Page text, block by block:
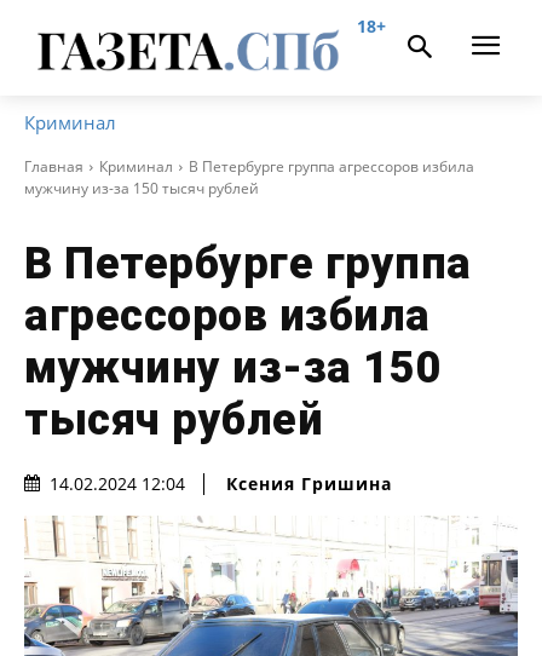
18+
Криминал
Главная Криминал
В Петербурге группа агрессоров избила
мужчину из-за 150 тысяч рублей
В Петербурге группа
агрессоров избила
мужчину из-за 150
тысяч рублей
14.02.2024 12:04 Ксения Гришина